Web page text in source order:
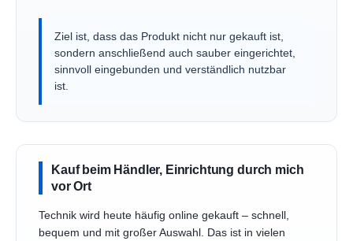
Ziel ist, dass das Produkt nicht nur gekauft ist,
sondern anschließend auch sauber eingerichtet,
sinnvoll eingebunden und verständlich nutzbar
ist.
Kauf beim Händler, Einrichtung durch mich
vor Ort
Technik wird heute häufig online gekauft – schnell,
bequem und mit großer Auswahl. Das ist in vielen